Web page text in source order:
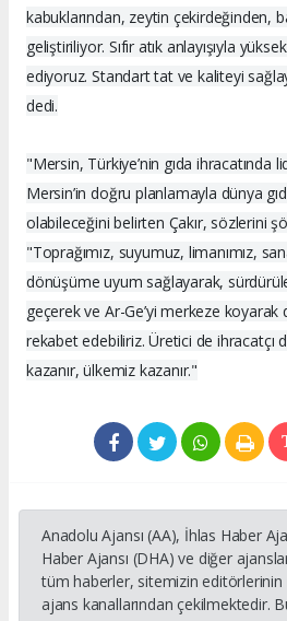
kabuklarından, zeytin çekirdeğinden,
geliştiriliyor. Sıfır atık anlayışıyla
ediyoruz. Standart tat ve kaliteyi
dedi.
"Mersin, Türkiye’nin gıda ihracatında
Mersin’in doğru planlamayla dünya
olabileceğini belirten Çakır, sözlerini
"Toprağımız, suyumuz, limanımız,
dönüşüme uyum sağlayarak,
geçerek ve Ar-Ge’yi merkeze
rekabet edebiliriz. Üretici de ihracatçı
kazanır, ülkemiz kazanır."
Anadolu Ajansı (AA), İhlas Haber
Haber Ajansı (DHA) ve diğer
tüm haberler, sitemizin
ajans kanallarından çekilmektedir.